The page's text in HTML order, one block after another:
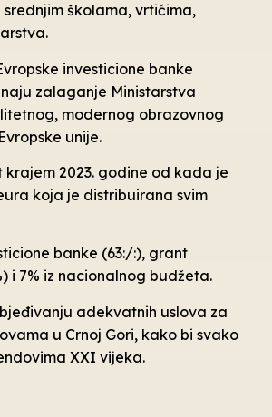
školama, vrtićima,
investicione banke
zalaganje Ministarstva
modernog obrazovnog
unije.
2023. godine od kada je
koja je distribuirana svim
banke (63:/:), grant
i 7% iz nacionalnog budžeta.
adekvatnih uslova za
u Crnoj Gori, kako bi svako
XXI vijeka.